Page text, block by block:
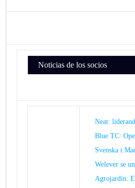
Noticias de los socios
Neat:
Blue TC:
Svenska i
Welever se
Agrojardín: